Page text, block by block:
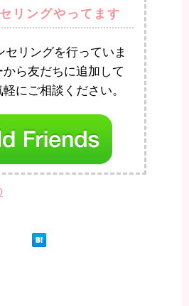
リングやってます
セリングを行っていま
ら友だちに追加して
にご相談ください。